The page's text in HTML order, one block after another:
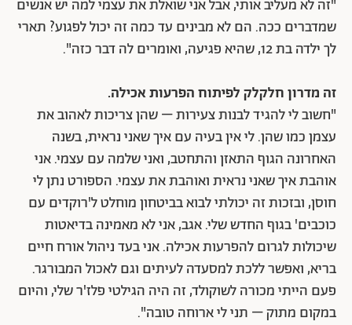
"זה לא מעליב אותי, אבל אני שואלת את עצמי למה יש אנשים
שמדברים ככה. הם לא מבינים עד כמה זה יכול לפגוע? תארי
לך ילדה בת 12, שהיא פגיעה, ואומרים לה דבר כזה".
זה מדרון חלקלק לפיתוח הפרעות אכילה.
"חשוב לי להגיד לבנות צעירות – שהן צריכות לאהוב את
עצמן כמו שהן. לי אין בעיה עם איך שאני נראית, בשנה
האחרונה הגוף התאזן והתחטב, ואני שלמה עם עצמי. אני
אוהבת איך שאני נראית ואוהבת את עצמי. הספורט נתן לי
חוסן, ובזכות זה יכולתי לבוא בביטחון מוחלט ל'רוקדים עם
כוכבים' בגוף החדש שלי. אגב, אני לא מאמינה בדיאטות
שיכולות לגרום להפרעות אכילה. אני בעד ניהול אורח חיים
בריא, ואפשר ללכת למסעדה לעיתים וגם לאכול המבורגר.
פעם הייתי מכורה לשוקולד, זה היה הגילטי פלז'ר שלי, והיום
במקום מתוק – תני לי ארוחה טובה".